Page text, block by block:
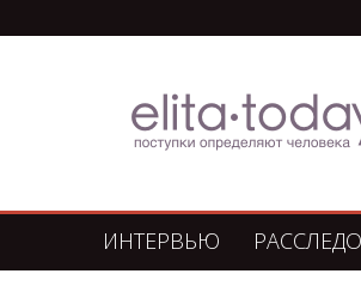
Сегодня
ИНТЕРВЬЮ